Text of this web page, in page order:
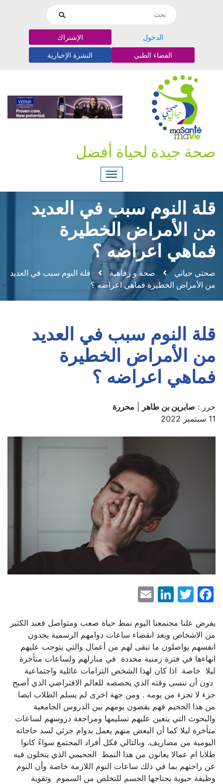
الدخول الإشتراك
الفضاء الطبي النشرة الإخبارية
صحة جيدة لحياة أفضل
قلة النوم سبب في العديد
من الأمراض الخطيرة
فماهي اعراضه ؟
صحتي حياتي صحة و رفاهية
قلة النوم سبب في العديد
من الأمراض الخطيرة فماهي اعراضه ؟
قلة النوم سبب في العديد
من الأمراض الخطيرة
فماهي اعراضه ؟
حرر : صابرين بن طاهر
محررة
11 سبتمبر 2022
Facebook
Twitter
LinkedIn
يفرض علنا مجتمعنا اليوم نمط حياة صعب ومتواصل فعند الكثير
من الاشخاص وبعد انقضاء ساعات دوامهم الرسمية يجدون
انفسهم يواصلون ما تبقى لهم من أعمال والتي يتوجب عليهم
انهاءها في فترة زمنية محددة في منازلهم ولساعات متأخرة
ليلا خاصة اذا كان لهذا الشخص التزامات عائلية واجتماعية
دون أن ننسى وقته الذي يخصصه للعالم الافتراضي الذي أصبح
جزء لا تجزء من يومه . ومن جهة اخرى لم يسلم الطلاب ايضا
من هذا الجحيم فهم يقضون يومهم بين الدروس الجامعية
والبحوث التي يتعين عليهم تسليمها ومراجعة دروسهم لساعات
متأخرة ليلا كما أن البعض منهم يعمل بدوام جزئي لسد حاجاته
اليومية من مصاريف. وبالتالي فكل أفراد المجتمع سواءً كانوا
طلابا ام عمالا يعانون من هذا النمط الجحيمي الذي يتخلون فيه
عن راحتهم بما في ذلك ساعات النوم اللازمة خاصة وأن النوم
وظيفة حيوية يحتاجها الجسم للتخلص من السموم وتقوية